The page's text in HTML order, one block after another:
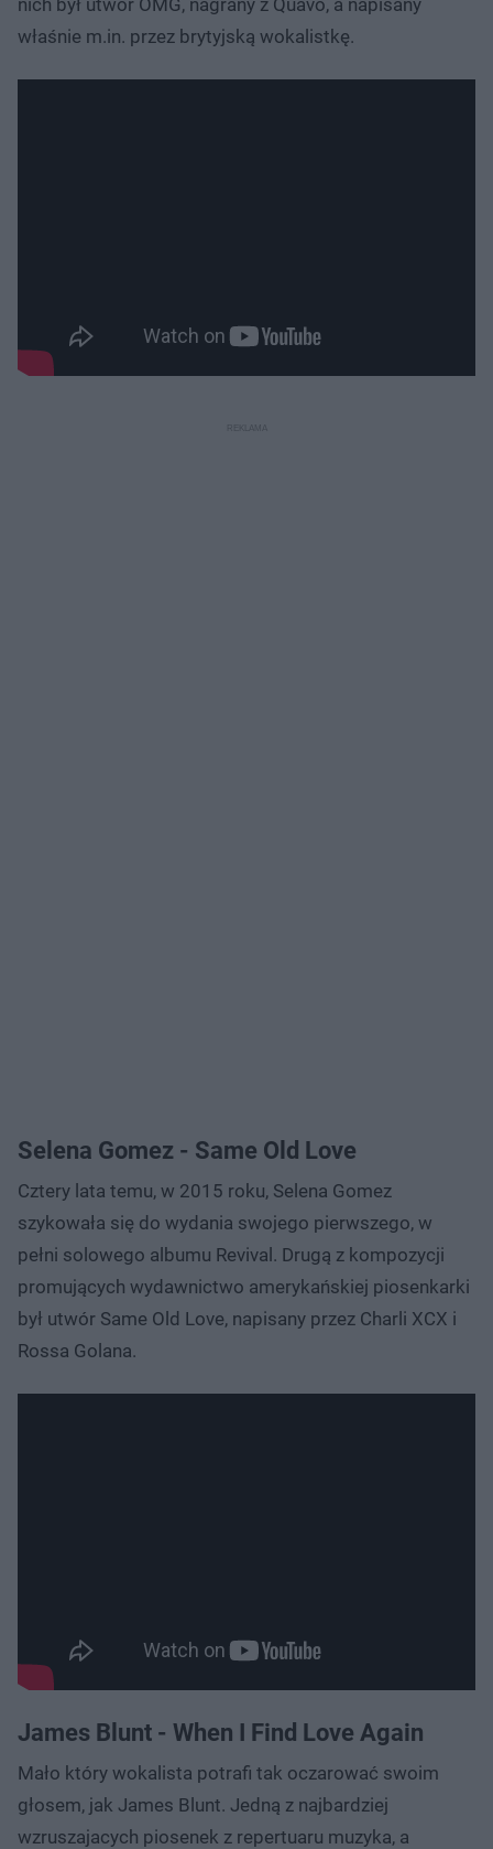
właśnie m.in. przez brytyjską wokalistkę.
Selena Gomez - Same Old Love
Cztery lata temu, w 2015 roku, Selena Gomez
szykowała się do wydania swojego pierwszego, w
pełni solowego albumu Revival. Drugą z kompozycji
promujących wydawnictwo amerykańskiej piosenkarki
był utwór Same Old Love, napisany przez Charli XCX i
Rossa Golana.
James Blunt - When I Find Love Again
Mało który wokalista potrafi tak oczarować swoim
głosem, jak James Blunt. Jedną z najbardziej
wzruszajacych piosenek z repertuaru muzyka, a